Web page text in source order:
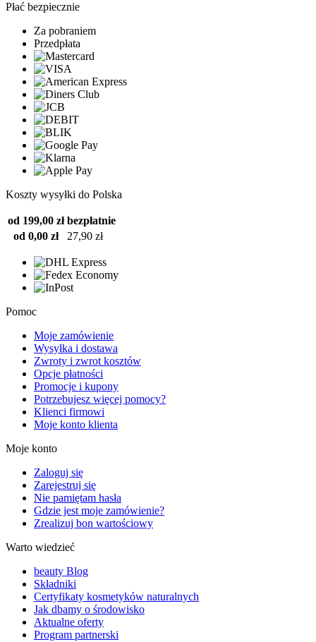
Płać bezpiecznie
Za pobraniem
Przedpłata
Koszty wysyłki do Polska
od 199,00 zł bezpłatnie
od 0,00 zł
27,90 zł
Pomoc
Moje zamówienie
Wysyłka i dostawa
Zwroty i zwrot kosztów
Opcje płatności
Promocje i kupony
Potrzebujesz więcej pomocy?
Klienci firmowi
Moje konto klienta
Moje konto
Zaloguj się
Zarejestruj się
Nie pamiętam hasła
Gdzie jest moje zamówienie?
Zrealizuj bon wartościowy
Warto wiedzieć
beauty Blog
Składniki
Certyfikaty kosmetyków naturalnych
Jak dbamy o środowisko
Aktualne oferty
Program partnerski